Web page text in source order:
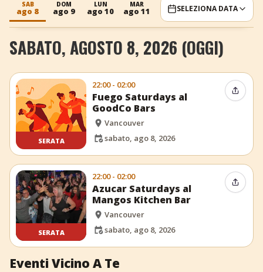
+ Aggiungi evento
SAB
ago 8
DOM
ago 9
LUN
ago 10
MAR
ago 11
GIO
ago 13 ago 14 ago 15
SELEZIONA DATA
SABATO, AGOSTO 8, 2026 (OGGI)
SERATA
22:00 - 02:00
Fuego Saturdays al
GoodCo Bars
Vancouver
sabato, ago 8, 2026
SERATA
22:00 - 02:00
Azucar Saturdays al
Mangos Kitchen Bar
Vancouver
sabato, ago 8, 2026
Eventi Vicino A Te